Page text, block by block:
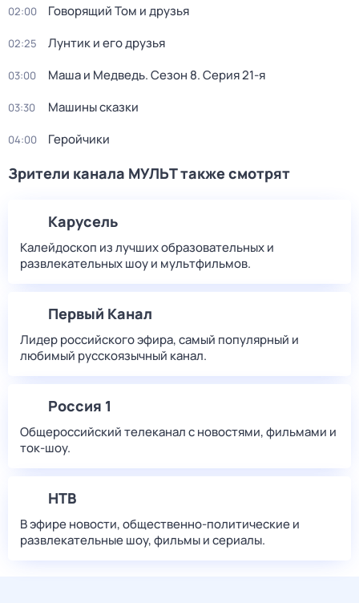
02:00 Говорящий Том и друзья
02:25 Лунтик и его друзья
03:00 Маша и Медведь. Сезон 8. Серия 21-я
03:30 Машины сказки
04:00 Геройчики
Зрители канала МУЛЬТ также смотрят
Карусель
Калейдоскоп из лучших образовательных и
развлекательных шоу и мультфильмов.
Первый Канал
Лидер российского эфира, самый популярный и
любимый русскоязычный канал.
Россия 1
Общероссийский телеканал с новостями, фильмами и
ток-шоу.
НТВ
В эфире новости, общественно-политические и
развлекательные шоу, фильмы и сериалы.